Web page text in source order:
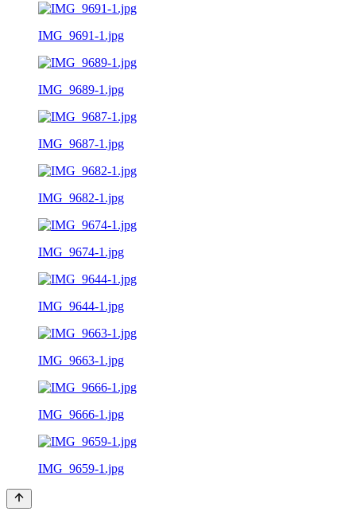
IMG_9691-1.jpg
IMG_9689-1.jpg
IMG_9687-1.jpg
IMG_9682-1.jpg
IMG_9674-1.jpg
IMG_9644-1.jpg
IMG_9663-1.jpg
IMG_9666-1.jpg
IMG_9659-1.jpg